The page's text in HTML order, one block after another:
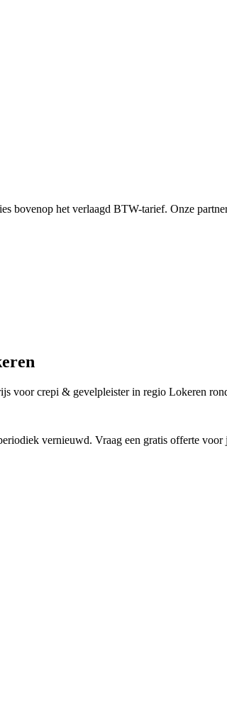
bovenop het verlaagd BTW-tarief. Onze
voorcrepi & gevelpleisterin regio Lokeren
vernieuwd. Vraag een gratis offerte